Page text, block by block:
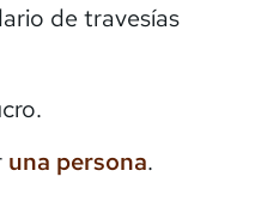
de travesías
una persona.